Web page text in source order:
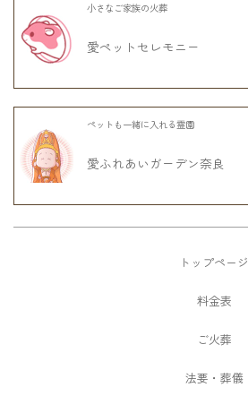
小さなご家族の火葬
愛ペットセレモニー
ペットも一緒に入れる霊園
愛ふれあいガーデン奈良
トップページ
料金表
ご火葬
法要・葬儀